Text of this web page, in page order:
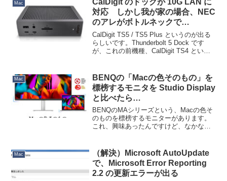
Mac
CalDigit のドックが 10G LAN に
対応 しかし我が家の場合、NEC
のアレがボトルネックで…
CalDigit TS5 / TS5 Plus というのが出る
らしいです。Thunderbolt 5 Dock です
が、これの前機種、CalDigit TS4 という
Mac
BENQの「Macの色そのもの」を
標榜するモニタを Studio Display
と比べたら…
BENQのMAシリーズという、Macの色そ
のものを標榜するモニターがあります。
これ、興味あったんですけど、なかなか
た。ヨドバシ横浜の2Fにあって、その画
質を瞼に焼き付けた...
Mac
（解決）Microsoft AutoUpdate
で、Microsoft Error Reporting
2.2 の更新エラーが出る